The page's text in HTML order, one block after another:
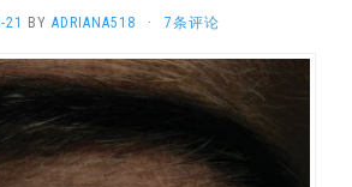
21 BY ADRIANA518 · 7条评论